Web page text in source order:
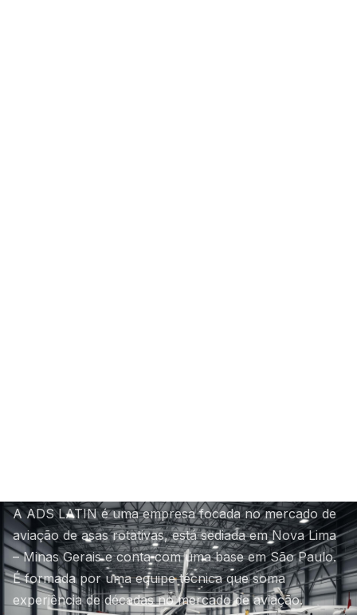
A ADS LATIN é uma empresa focada no mercado de
aviação de asas rotativas, está sediada em Nova Lima
– Minas Gerais e conta com uma base em São Paulo.
É formada por uma equipe técnica que soma
experiência de décadas no mercado de aviação.